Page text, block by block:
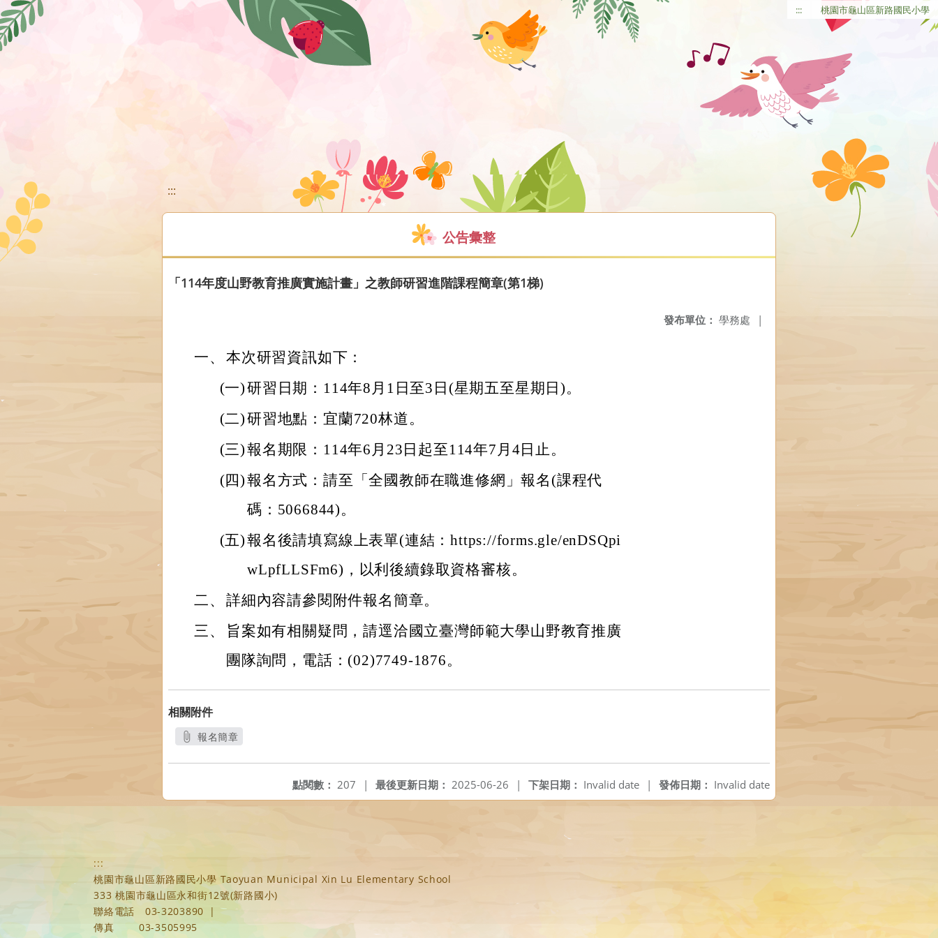
移至網頁之主要內容區位置 ::: 桃園市龜山區新路國民小學
:::
公告彙整
「114年度山野教育推廣實施計畫」之教師研習進階課程簡章(第1梯)
發布單位： 學務處 |
一、 本次研習資訊如下：
(一)研習日期：114年8月1日至3日(星期五至星期日)。
(二)研習地點：宜蘭720林道。
(三)報名期限：114年6月23日起至114年7月4日止。
(四)報名方式：請至「全國教師在職進修網」報名(課程代
碼：5066844)。
(五)報名後請填寫線上表單(連結：https://forms.gle/enDSQpi
wLpfLLSFm6)，以利後續錄取資格審核。
二、 詳細內容請參閱附件報名簡章。
三、
旨案如有相關疑問，請逕洽國立臺灣師範大學山野教育推廣
團隊詢問，電話：(02)7749-1876。
相關附件
報名簡章
發佈日期： Invalid date
下架日期： Invalid date |
最後更新日期： 2025-06-26 |
點閱數： 207 |
:::
桃園市龜山區新路國民小學 Taoyuan Municipal Xin Lu Elementary School
333 桃園市龜山區永和街12號(新路國小)
聯絡電話
03-3203890
|
傳真
03-3505995